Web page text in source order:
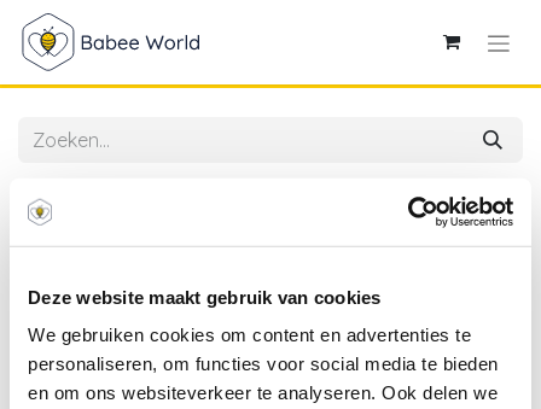
Deze website maakt gebruik van cookies
We gebruiken cookies om content en advertenties te
personaliseren, om functies voor social media te bieden
en om ons websiteverkeer te analyseren. Ook delen we
Aeromoov | Poncho Outdoor Bunny Grey